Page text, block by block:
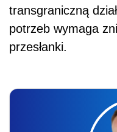
transgraniczną
potrzeb wymaga
przesłanki.